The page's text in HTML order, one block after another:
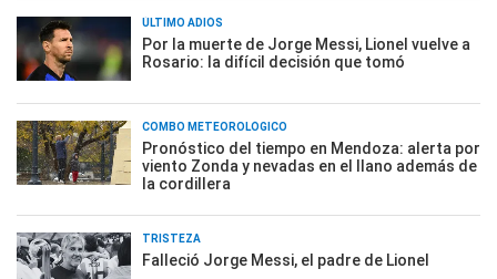
ÚLTIMO ADIÓS
Por la muerte de Jorge Messi, Lionel vuelve a
Rosario: la difícil decisión que tomó
COMBO METEOROLÓGICO
Pronóstico del tiempo en Mendoza: alerta por
viento Zonda y nevadas en el llano además de
la cordillera
TRISTEZA
Falleció Jorge Messi, el padre de Lionel